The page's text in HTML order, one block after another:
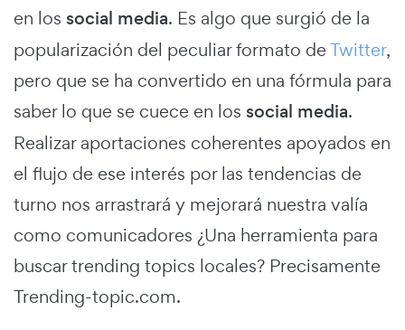
en los social media. Es algo que surgió de la
popularización del peculiar formato deTwitter,
pero que se ha convertido en una fórmula para
saber lo que se cuece en los social media.
Realizar aportaciones coherentes apoyados en
el flujo de ese interés por las tendencias de
turno nos arrastrará y mejorará nuestra valía
como comunicadores ¿Una herramienta para
buscar trending topics locales? Precisamente
Trending-topic.com.